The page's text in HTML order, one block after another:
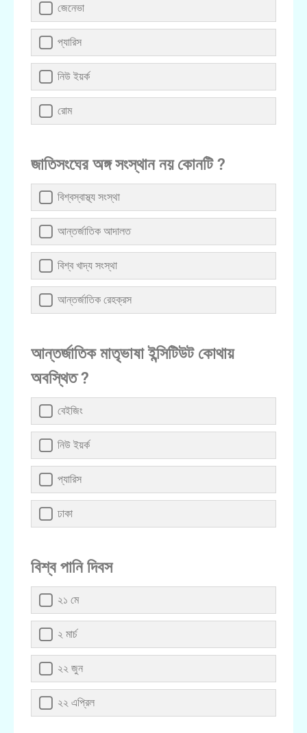
জেনেভা
প্যারিস
নিউ ইয়র্ক
রোম
জাতিসংঘের অঙ্গ সংস্থান নয় কোনটি ?
বিশ্বস্বাস্থ্য সংস্থা
আন্তর্জাতিক আদালত
বিশ্ব খাদ্য সংস্থা
আন্তর্জাতিক রেহক্রস
আন্তর্জাতিক মাতৃভাষা ইন্সিটিউট কোথায়
অবস্থিত ?
বেইজিং
নিউ ইয়র্ক
প্যারিস
ঢাকা
বিশ্ব পানি দিবস
২১ মে
২ মার্চ
২২ জুন
২২ এপ্রিল